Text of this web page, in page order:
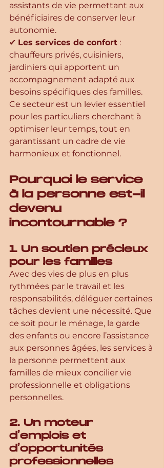
assistants de vie permettant aux
bénéficiaires de conserver leur
autonomie.
✔ Les services de confort :
chauffeurs privés, cuisiniers,
jardiniers qui apportent un
accompagnement adapté aux
besoins spécifiques des familles.
Ce secteur est un levier essentiel
pour les particuliers cherchant à
optimiser leur temps, tout en
garantissant un cadre de vie
harmonieux et fonctionnel.
Pourquoi le service
à la personne est-il
devenu
incontournable ?
1. Un soutien précieux
pour les familles
Avec des vies de plus en plus
rythmées par le travail et les
responsabilités, déléguer certaines
tâches devient une nécessité. Que
ce soit pour le ménage, la garde
des enfants ou encore l’assistance
aux personnes âgées, les services à
la personne permettent aux
familles de mieux concilier vie
professionnelle et obligations
personnelles.
2. Un moteur
d’emplois et
d’opportunités
professionnelles